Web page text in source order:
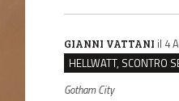
GIANNI VATTANI il 4
Gotham City